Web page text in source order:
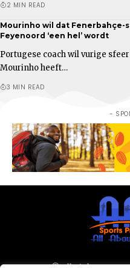
2 MIN READ
Mourinho wil dat Fenerbahçe-
Feyenoord ‘een hel’ wordt
Portugese coach wil vurige
Mourinho heeft…
3 MIN READ
-